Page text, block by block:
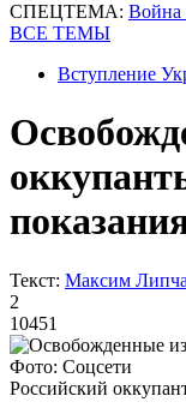
СПЕЦТЕМА: Война
ВСЕ ТЕМЫ
Вступление
Текст: Максим
2
10451
Фото: Соцсети
Российский